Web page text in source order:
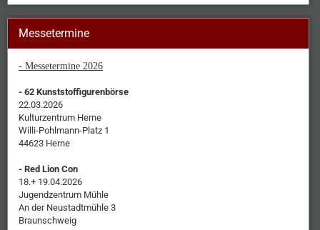
Messetermine
- Messetermine 2026
- 62 Kunststoffigurenbörse
22.03.2026
Kulturzentrum Herne
Willi-Pohlmann-Platz 1
44623 Herne
- Red Lion Con
18.+ 19.04.2026
Jugendzentrum Mühle
An der Neustadtmühle 3
Braunschweig